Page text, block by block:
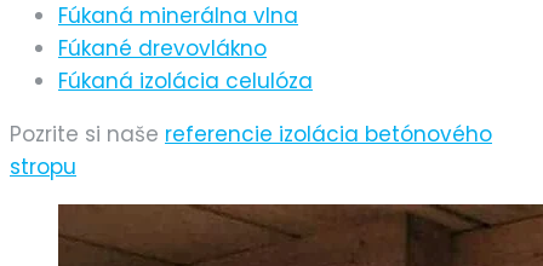
Fúkaná minerálna vlna
Fúkané drevovlákno
Fúkaná izolácia celulóza
Pozrite si naše referencie izolácia betónového
stropu